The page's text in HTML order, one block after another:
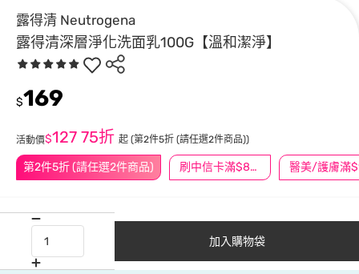
露得清 Neutrogena
露得清深層淨化洗面乳100G【溫和潔淨】
第2件5折 (請任選2件商品) 刷中信卡滿$888送3萬點
$169
活動價$127 75折 起 (第2件5折 (請任選2件商品))
加入購物袋